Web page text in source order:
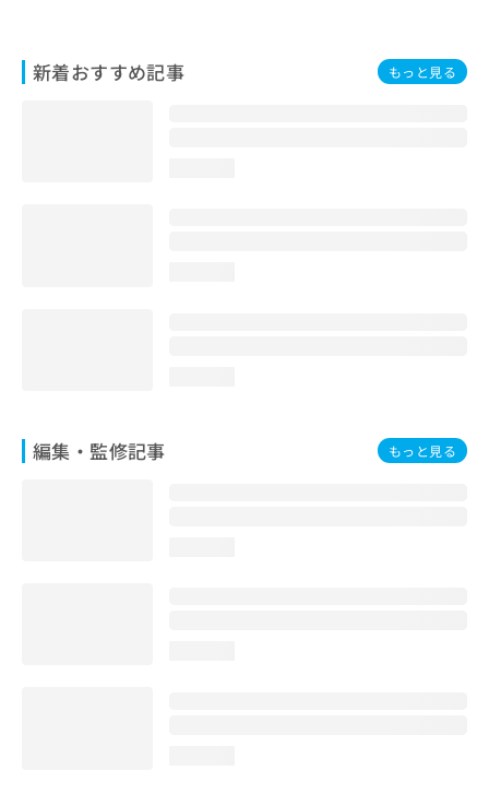
新着おすすめ記事 もっと見る
編集・監修記事 もっと見る
い
合